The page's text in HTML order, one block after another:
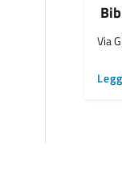
Via